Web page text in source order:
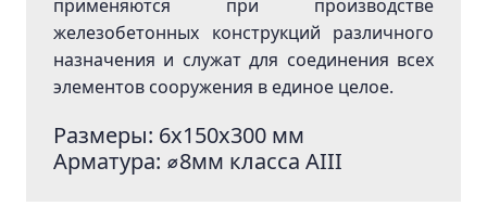
применяются при производстве
железобетонных конструкций различного
назначения и служат для соединения всех
элементов сооружения в единое целое.
Размеры: 6x150x300 мм
Арматура: ⌀8мм класса АIII